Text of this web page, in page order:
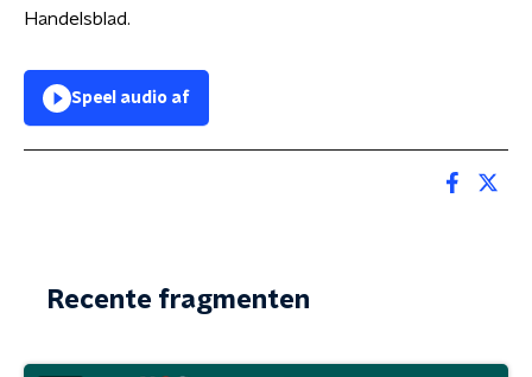
Handelsblad.
Speel audio af
Recente fragmenten